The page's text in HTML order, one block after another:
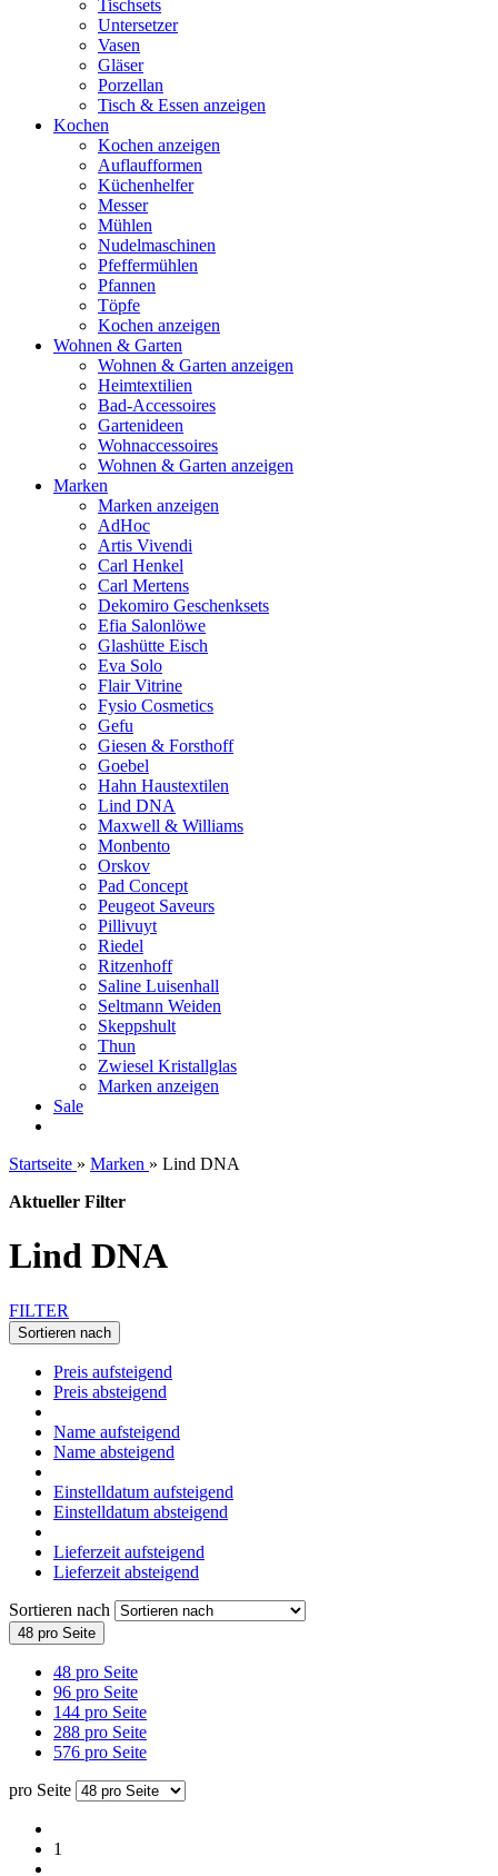
Tischsets
Untersetzer
Vasen
Gläser
Porzellan
Tisch & Essen anzeigen
Kochen
Kochen anzeigen
Auflaufformen
Küchenhelfer
Messer
Mühlen
Nudelmaschinen
Pfeffermühlen
Pfannen
Töpfe
Kochen anzeigen
Wohnen & Garten
Wohnen & Garten anzeigen
Heimtextilien
Bad-Accessoires
Gartenideen
Wohnaccessoires
Wohnen & Garten anzeigen
Marken
Marken anzeigen
AdHoc
Artis Vivendi
Carl Henkel
Carl Mertens
Dekomiro Geschenksets
Efia Salonlöwe
Glashütte Eisch
Eva Solo
Flair Vitrine
Fysio Cosmetics
Gefu
Giesen & Forsthoff
Goebel
Hahn Haustextilen
Lind DNA
Maxwell & Williams
Monbento
Orskov
Pad Concept
Peugeot Saveurs
Pillivuyt
Riedel
Ritzenhoff
Saline Luisenhall
Seltmann Weiden
Skeppshult
Thun
Zwiesel Kristallglas
Marken anzeigen
Sale
Startseite » Marken » Lind DNA
Aktueller Filter
Lind DNA
FILTER
Sortieren nach
Preis aufsteigend
Preis absteigend
Name aufsteigend
Name absteigend
Einstelldatum aufsteigend
Einstelldatum absteigend
Lieferzeit aufsteigend
Lieferzeit absteigend
Sortieren nach
48 pro Seite
48 pro Seite
96 pro Seite
144 pro Seite
288 pro Seite
576 pro Seite
pro Seite
1